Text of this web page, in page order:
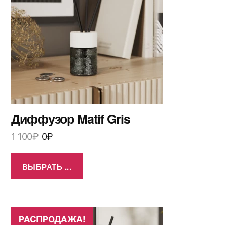
Диффузор Matif Gris
1 100₽ 0₽
ВЫБРАТЬ ...
РАСПРОДАЖА!